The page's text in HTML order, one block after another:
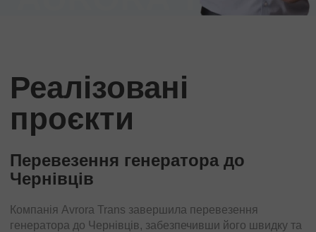
Реалізовані
проєкти
Перевезення генератора до
Чернівців
Компанія Avrora Trans завершила перевезення
генератора до Чернівців, забезпечивши його швидку та